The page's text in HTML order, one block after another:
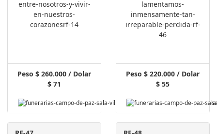
Peso $ 260.000 / Dolar
$ 71
Peso $ 220.000 / Dolar
$ 55